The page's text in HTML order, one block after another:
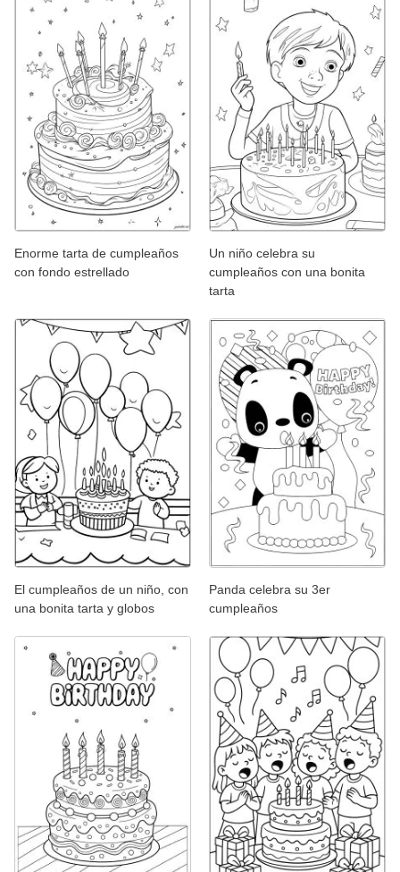
Enorme tarta de cumpleaños
con fondo estrellado
Un niño celebra su
cumpleaños con una bonita
tarta
El cumpleaños de un niño, con
una bonita tarta y globos
Panda celebra su 3er
cumpleaños